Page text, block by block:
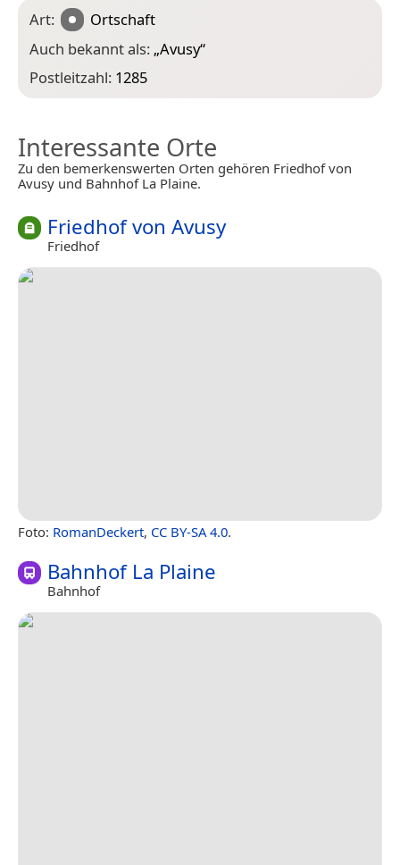
Art:
Ortschaft
Auch bekannt als: „Avusy“
Postleitzahl: 1285
Interessante Orte
Zu den bemerkenswerten Orten gehören Friedhof von
Avusy und Bahnhof La Plaine.
Friedhof von Avusy
Friedhof
Foto: RomanDeckert, CC BY-SA 4.0.
Bahnhof La Plaine
Bahnhof